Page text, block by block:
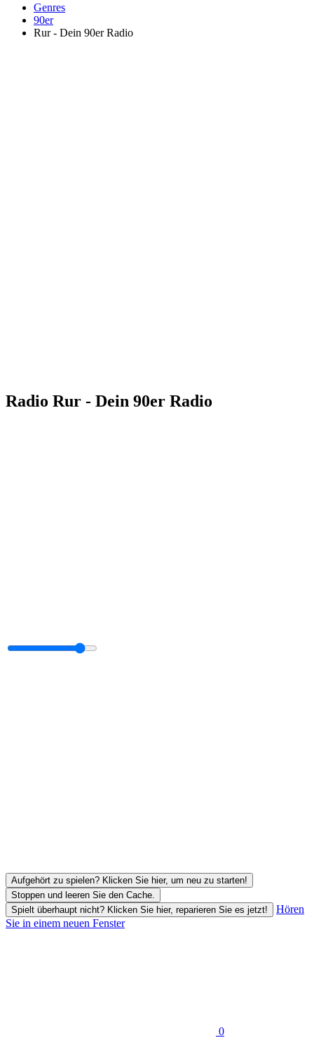
Genres
90er
Rur - Dein 90er Radio
Radio Rur - Dein 90er Radio
Aufgehört zu spielen? Klicken Sie hier, um neu zu starten!
Stoppen und leeren Sie den Cache.
Spielt überhaupt nicht? Klicken Sie hier, reparieren Sie es jetzt!
Hören
Sie in einem neuen Fenster
0